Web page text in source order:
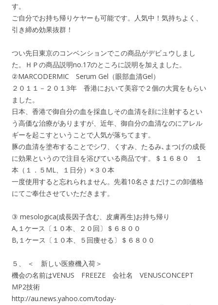
す。
ご自分でお持ち帰りケヤーも可能です。人気中！気持ちよく、
引き締め効果抜群！
つい先日東京のコンベンションでこの商品がデビュウしまし
た。ＨＰの商品説明no.17のところに説明を加えました。
②MARCODERMIC Serum Gel（眼部血清Gel）
２０１１－２０１3年 香港において美容で２個の大賞をもらい
ました。
日本、香港で御自分の血を採血しその血清を顔に注射するとい
う高価な治療がありますが、近年、御自分の血清なのにアレル
ギーを起こすということで人気が落ちてます。
豚の血清を塗布することでシワ、くすみ、たるみ､まつげの成長
に効果というので注目を浴びている商品です。＄１６８０ １
本（１．５ML、１日分）×３０本
一度使用すると忘れられません。先着10名さまだけこの卸価格
にてご奉仕させていただきます。
③ mesologica(成長因子含む、皮膚再生)お持ち帰り
A,１ケース〔１０本、２０回〕＄６８００
B,１ケース〔１０本、５回痩せる〕＄６８００
５、 ＜ 新しい医療機入荷＞
機会の名前はVENUS FREEZE 会社名 VENUSCONCEPT
MP2技術
http://au.news.yahoo.com/today-